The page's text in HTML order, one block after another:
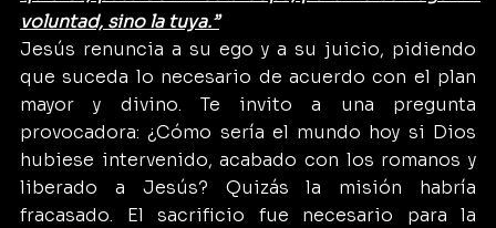
voluntad, sino la tuya.”
Jesús renuncia a su ego y a su juicio, pidiendo
que suceda lo necesario de acuerdo con el plan
mayor y divino. Te invito a una pregunta
provocadora: ¿Cómo sería el mundo hoy si Dios
hubiese intervenido, acabado con los romanos y
liberado a Jesús? Quizás la misión habría
fracasado. El sacrificio fue necesario para la